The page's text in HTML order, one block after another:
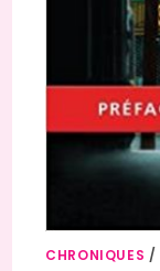
CHRONIQUES /